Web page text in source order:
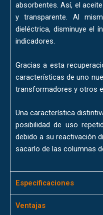
absorbentes. Así, el
y transparente. Al
dieléctrica, disminuye el
indicadores.
Gracias a esta
características de uno
transformadores y otros
Una característica
posibilidad de uso
debido a su reactivación
sacarlo de las columnas
Especificaciones
Ventajas